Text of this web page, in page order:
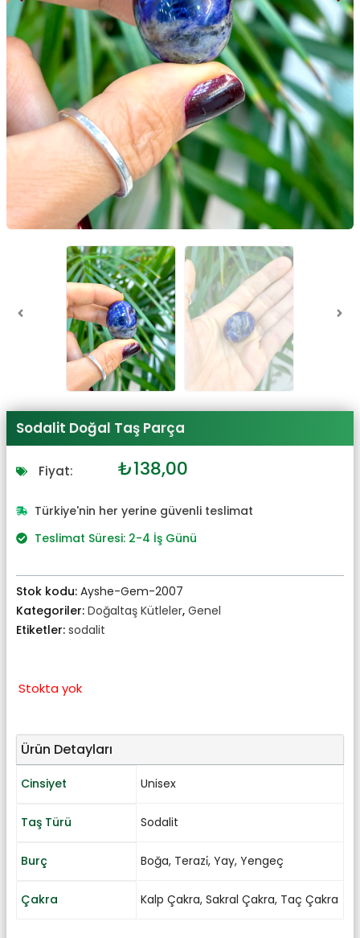
Sodalit Doğal Taş Parça
Fiyat: Orijinal
₺152,00.
₺138,00
fiyat:
₺138,00.
Türkiye'nin her yerine güvenli teslimat
Teslimat Süresi: 2-4 İş Günü
Stok kodu: Ayshe-Gem-2007
Kategoriler: Doğaltaş Kütleler, Genel
Etiketler: sodalit
Stokta yok
Ürün Detayları
Cinsiyet Unisex
Taş Türü Sodalit
Burç Boğa, Terazi̇, Yay, Yengeç
Çakra Kalp Çakra, Sakral Çakra, Taç Çakra